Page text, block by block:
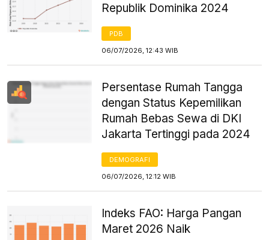
Republik Dominika 2024
PDB
06/07/2026, 12:43 WIB
Persentase Rumah Tangga
dengan Status Kepemilikan
Rumah Bebas Sewa di DKI
Jakarta Tertinggi pada 2024
DEMOGRAFI
06/07/2026, 12:12 WIB
Indeks FAO: Harga Pangan
Maret 2026 Naik